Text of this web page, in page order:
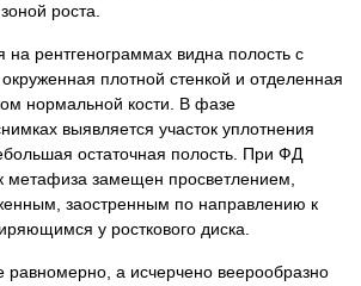
роста.
на рентгенограммах видна полость с
плотной стенкой и отделенная
нормальной кости. В фазе
выявляется участок уплотнения
остаточная полость. При ФД
метафиза замещен просветлением,
заостренным по направлению к
у росткового диска.
равномерно, а исчерчено веерообразно